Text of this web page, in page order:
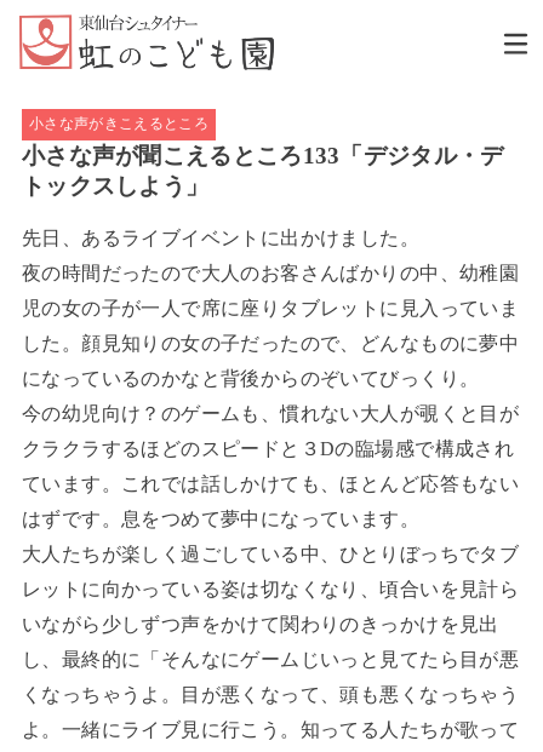
小さな声がきこえるところ
小さな声が聞こえるところ133「デジタル・デ
トックスしよう」
先日、あるライブイベントに出かけました。
夜の時間だったので大人のお客さんばかりの中、幼稚園
児の女の子が一人で席に座りタブレットに見入っていま
した。顔見知りの女の子だったので、どんなものに夢中
になっているのかなと背後からのぞいてびっくり。
今の幼児向け？のゲームも、慣れない大人が覗くと目が
クラクラするほどのスピードと３Dの臨場感で構成され
ています。これでは話しかけても、ほとんど応答もない
はずです。息をつめて夢中になっています。
大人たちが楽しく過ごしている中、ひとりぼっちでタブ
レットに向かっている姿は切なくなり、頃合いを見計ら
いながら少しずつ声をかけて関わりのきっかけを見出
し、最終的に「そんなにゲームじいっと見てたら目が悪
くなっちゃうよ。目が悪くなって、頭も悪くなっちゃう
よ。一緒にライブ見に行こう。知ってる人たちが歌って